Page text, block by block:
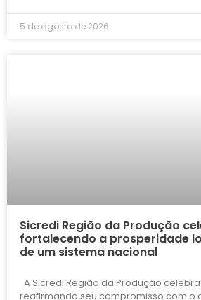
5 de agosto de 2026
Sicredi Região da Produção
fortalecendo a prosperidade
de um sistema nacional
A Sicredi Região da Produção
reafirmando seu compromisso com o